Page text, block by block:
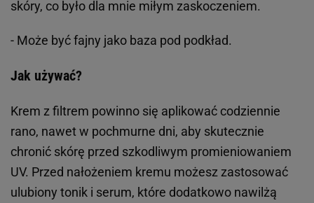
skóry, co było dla mnie miłym zaskoczeniem.
- Może być fajny jako baza pod podkład.
Jak używać?
Krem z filtrem powinno się aplikować codziennie
rano, nawet w pochmurne dni, aby skutecznie
chronić skórę przed szkodliwym promieniowaniem
UV. Przed nałożeniem kremu możesz zastosować
ulubiony tonik i serum, które dodatkowo nawilżą